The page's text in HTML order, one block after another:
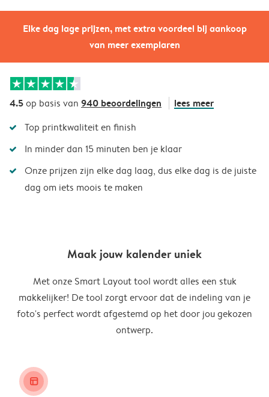
Elke dag lage prijzen, met extra voordeel bij aankoop
van meer exemplaren
4.5op basis van 940 beoordelingen lees meer
Top printkwaliteit en finish
In minder dan 15 minuten ben je klaar
Onze prijzen zijn elke dag laag, dus elke dag is de juiste
dag om iets moois te maken
Maak jouw kalender uniek
Met onze Smart Layout tool wordt alles een stuk
makkelijker! De tool zorgt ervoor dat de indeling van je
foto's perfect wordt afgestemd op het door jou gekozen
ontwerp.
layout_alt